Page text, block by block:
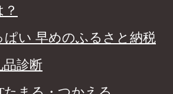
ぱい 早めのふるさと納税
診断